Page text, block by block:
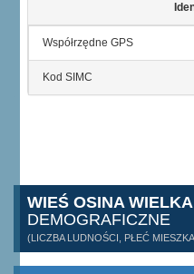
Współrzędne GPS
Kod SIMC
WIEŚ OSINA WIELKA
DEMOGRAFICZNE
(LICZBA LUDNOŚCI, PŁEĆ